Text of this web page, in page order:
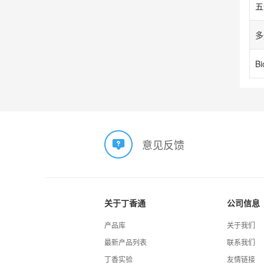
意见反馈
关于丁香通
产品库
最新产品列表
丁香实验
公司信息
关于我们
联系我们
友情链接